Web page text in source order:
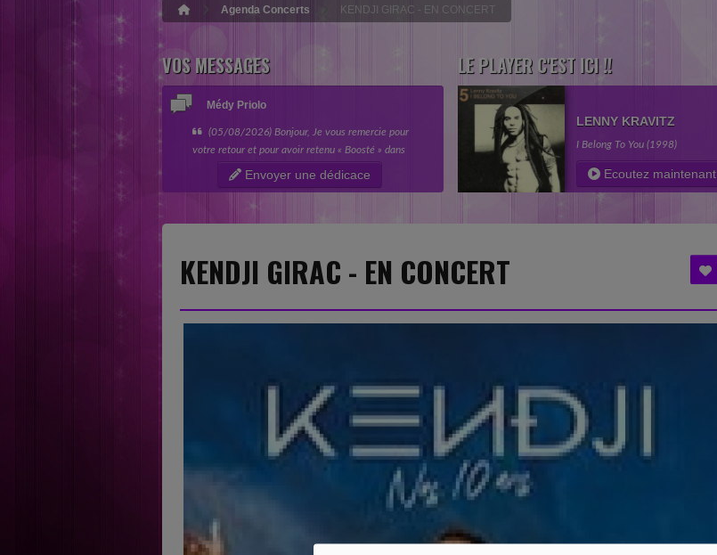
Agenda Concerts KENDJI GIRAC - EN CONCERT
VOS MESSAGES
Médy Priolo
(05/08/2026) Bonjour, Je vous remercie pour
votre retour et pour avoir retenu « Boosté » dans
votre catégorie « Nouvelles sensations ». Toute
l’équipe de SINGL Records est ravie...
Envoyer une dédicace
LE PLAYER C'EST ICI !!
LENNY KRAVITZ
I Belong To You (1998)
Ecoutez maintenant
KENDJI GIRAC - EN CONCERT